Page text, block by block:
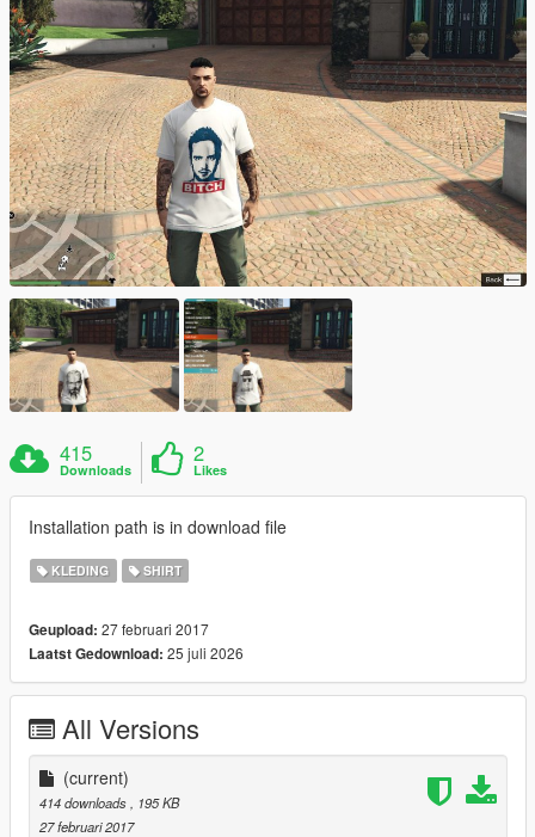
415
Downloads
2
Likes
Installation path is in download file
KLEDING SHIRT
Geupload: 27 februari 2017
Laatst Gedownload: 25 juli 2026
All Versions
(current)
414 downloads
, 195 KB
27 februari 2017